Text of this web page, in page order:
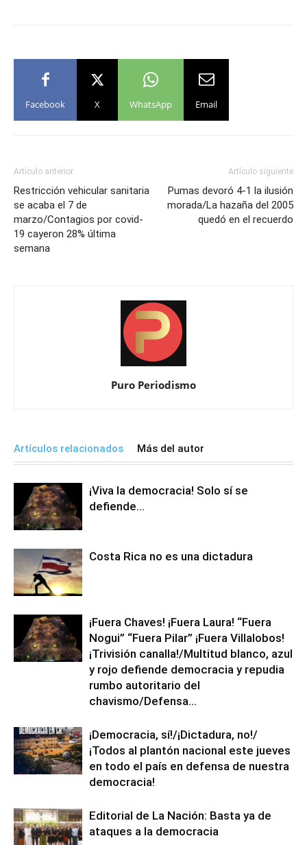
Facebook X WhatsApp Email
Artículo anterior
Restricción vehicular sanitaria
se acaba el 7 de
marzo/Contagios por covid-
19 cayeron 28% última
semana
Artículo siguiente
Pumas devoró 4-1 la ilusión
morada/La hazaña del 2005
quedó en el recuerdo
Puro Periodismo
Artículos relacionados Más del autor
¡Viva la democracia! Solo sí se
defiende…
Costa Rica no es una dictadura
¡Fuera Chaves! ¡Fuera Laura! “Fuera
Nogui” “Fuera Pilar” ¡Fuera Villalobos!
¡Trivisión canalla!/Multitud blanco, azul
y rojo defiende democracia y repudia
rumbo autoritario del
chavismo/Defensa...
¡Democracia, sí!/¡Dictadura, no!/
¡Todos al plantón nacional este jueves
en todo el país en defensa de nuestra
democracia!
Editorial de La Nación: Basta ya de
ataques a la democracia